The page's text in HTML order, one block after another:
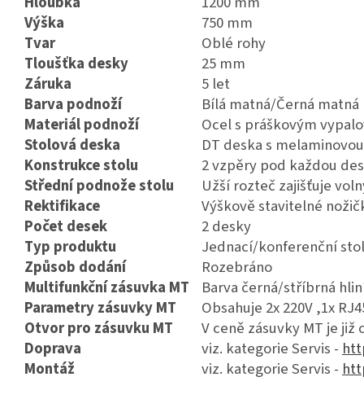
Výška
750 mm
Tvar
Oblé rohy
Tloušťka desky
25 mm
Záruka
5 let
Barva podnoží
Bílá matná/Černá matná
Materiál podnoží
Ocel s práškovým
Stolová deska
DT deska s
Konstrukce stolu
2 vzpěry pod každou
Střední podnože stolu
Užší rozteč zajišťuje
Rektifikace
Výškově stavitelné
Počet desek
2 desky
Typ produktu
Jednací/konferenční
Způsob dodání
Rozebráno
Multifunkční zásuvka MT
Barva černá/stříbrná
Parametry zásuvky MT
Obsahuje 2x 220V ,1x
Otvor pro zásuvku MT
V ceně zásuvky MT je
Doprava
viz. kategorie Servis -
Montáž
viz. kategorie Servis -